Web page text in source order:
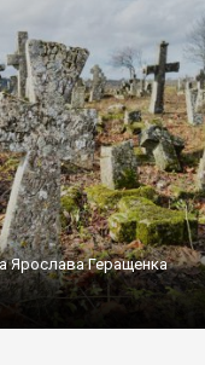
Ярослава Геращенка